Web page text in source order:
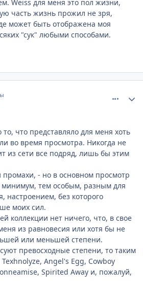
Weiss для меня это пол жизни,
часть жизнь прожил не зря,
может быть отображена моя
"сук" любыми способами.
то, что представляло для меня хоть
во время просмотра. Никогда не
из сети все подряд, лишь бы этим
промахи, - но в основном просмотр
минимум, тем особым, разным для
настроением, без которого
моих сил.
коллекции нет ничего, что, в свое
из равновесия или хотя бы не
или меньшей степени.
превосходные степени, то таким
Angel's Egg, Cowboy
Spirited Away и, пожалуй,